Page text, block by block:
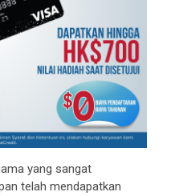
yang sangat
telah mendapatkan